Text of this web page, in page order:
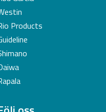
mellan olika märken.
Products